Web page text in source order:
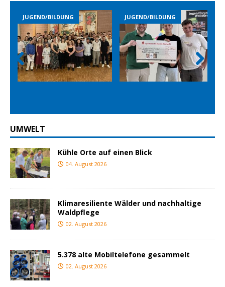
BILDUNG JUGEND/BILDUNG JUGEND/
Prev
ious
Nex
t
UMWELT
Kühle Orte auf einen Blick
04. August 2026
Klimaresiliente Wälder und nachhaltige
Waldpflege
02. August 2026
5.378 alte Mobiltelefone gesammelt
02. August 2026